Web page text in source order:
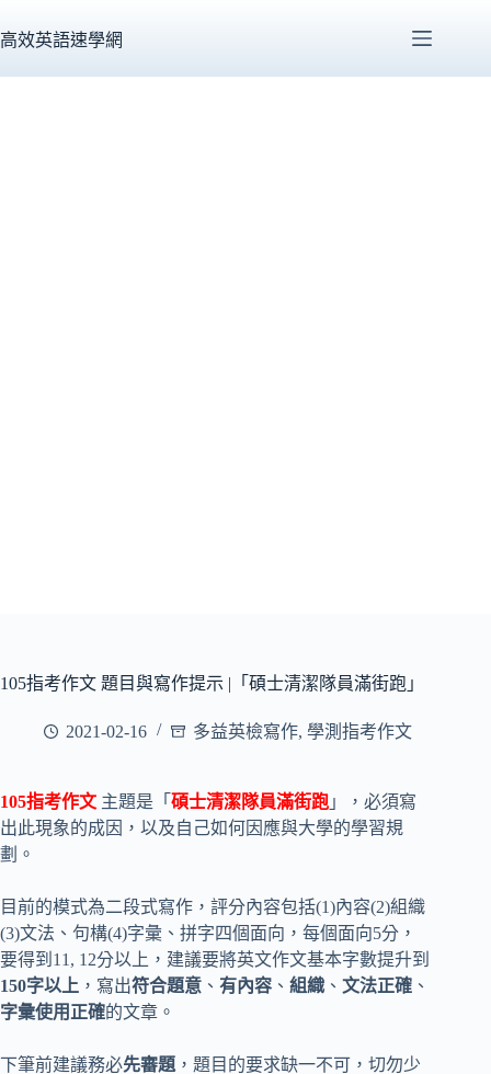
至
高效英語速學網
105指考作文 題目與寫作提示 |「碩士清潔隊員滿街跑」
2021-02-16 多益英檢寫作, 學測指考作文
105指考作文 主題是「 碩士清潔隊員滿街跑 」，必須寫
出此現象的成因，以及自己如何因應與大學的學習規
劃。
目前的模式為二段式寫作，評分內容包括(1)內容(2)組織
(3)文法、句構(4)字彙、拼字四個面向，每個面向5分，
要得到11, 12分以上，建議要將英文作文基本字數提升到
150字以上 ，寫出符合題意 、 有內容 、 組織 、 文法正確 、
字彙使用正確的文章。
下筆前建議務必先審題 ，題目的要求缺一不可，切勿少